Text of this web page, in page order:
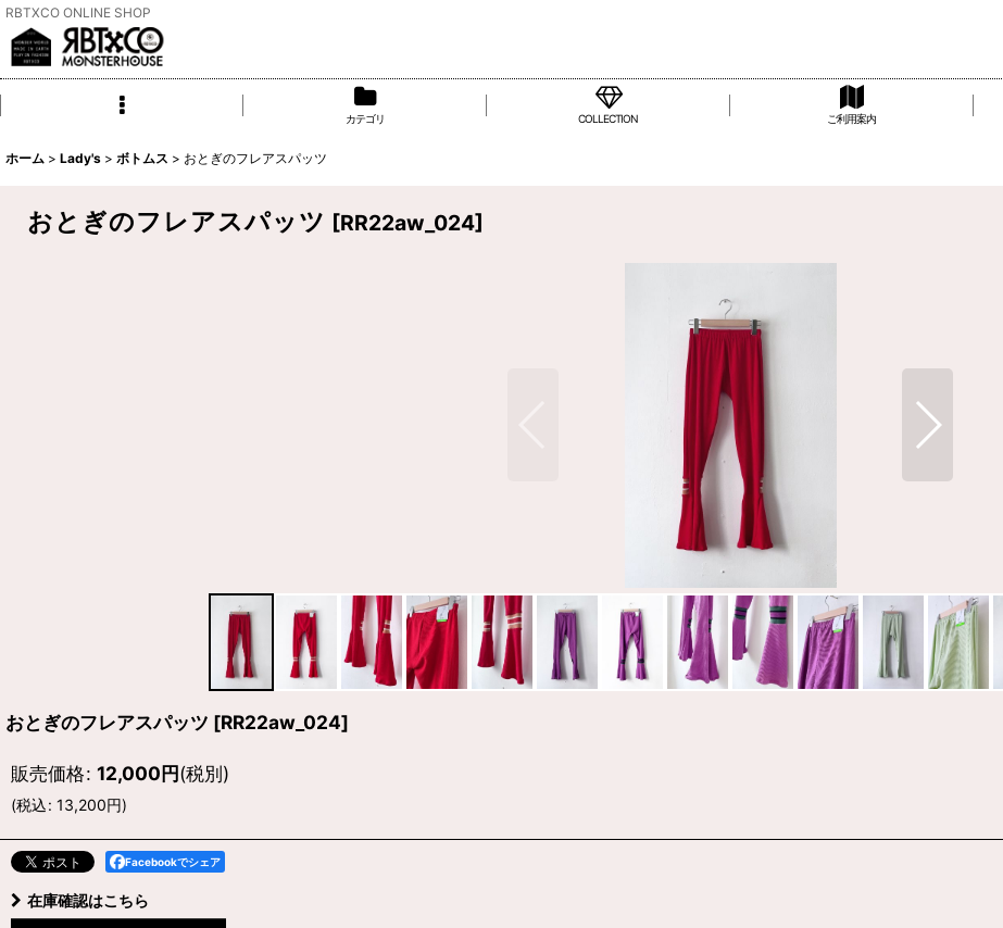
RBTXCO ONLINE SHOP
カテゴリ COLLECTION ご利用案内
ホーム > Lady's > ボトムス > おとぎのフレアスパッツ
おとぎのフレアスパッツ [RR22aw_024]
おとぎのフレアスパッツ [RR22aw_024]
販売価格: 12,000円(税別)
(税込: 13,200円)
Facebookでシェア
在庫確認はこちら